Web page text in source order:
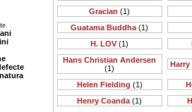
Gracian (1)
Guatama Buddha (1)
H. LOV (1)
Hans Christian Andersen
(1)
Harry
Helen Fielding (1)
Henry Coanda (1)